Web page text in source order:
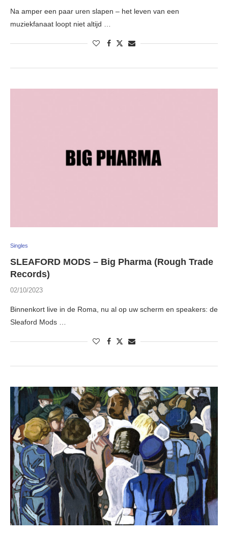
Na amper een paar uren slapen – het leven van een
muziekfanaat loopt niet altijd …
Singles
SLEAFORD MODS – Big Pharma (Rough Trade
Records)
02/10/2023
Binnenkort live in de Roma, nu al op uw scherm en speakers: de
Sleaford Mods …